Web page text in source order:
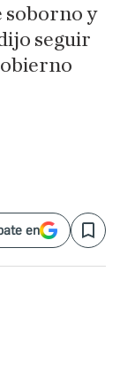
soborno y
seguir
en Save